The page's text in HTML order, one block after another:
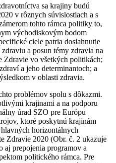
sa krajiny budú
v rôznych súvislostiach a s
tohto rámca politiky to,
východiskovým bodom
ciele patria dosiahnutie
a posun témy zdravia na
Zdravie vo všetkých politikách;
a jeho determinantoch; a
v oblasti zdravia.
problémov spolu s dôkazmi.
krajinami a na podporu
úrad SZO pre Európu
ktoré poskytnú krajinám
horizontálnych
Zdravie 2020 (Obr. č. 2 ukazuje
aj prepojenia programov a
politického rámca. Pre